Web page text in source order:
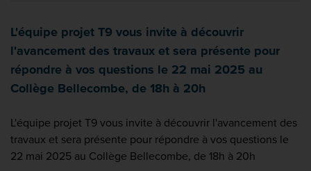
L'équipe projet T9 vous invite à découvrir
l'avancement des travaux et sera présente pour
répondre à vos questions le 22 mai 2025 au
Collège Bellecombe, de 18h à 20h
L'équipe projet T9 vous invite à découvrir l'avancement des
travaux et sera présente pour répondre à vos questions le
22 mai 2025 au Collège Bellecombe, de 18h à 20h